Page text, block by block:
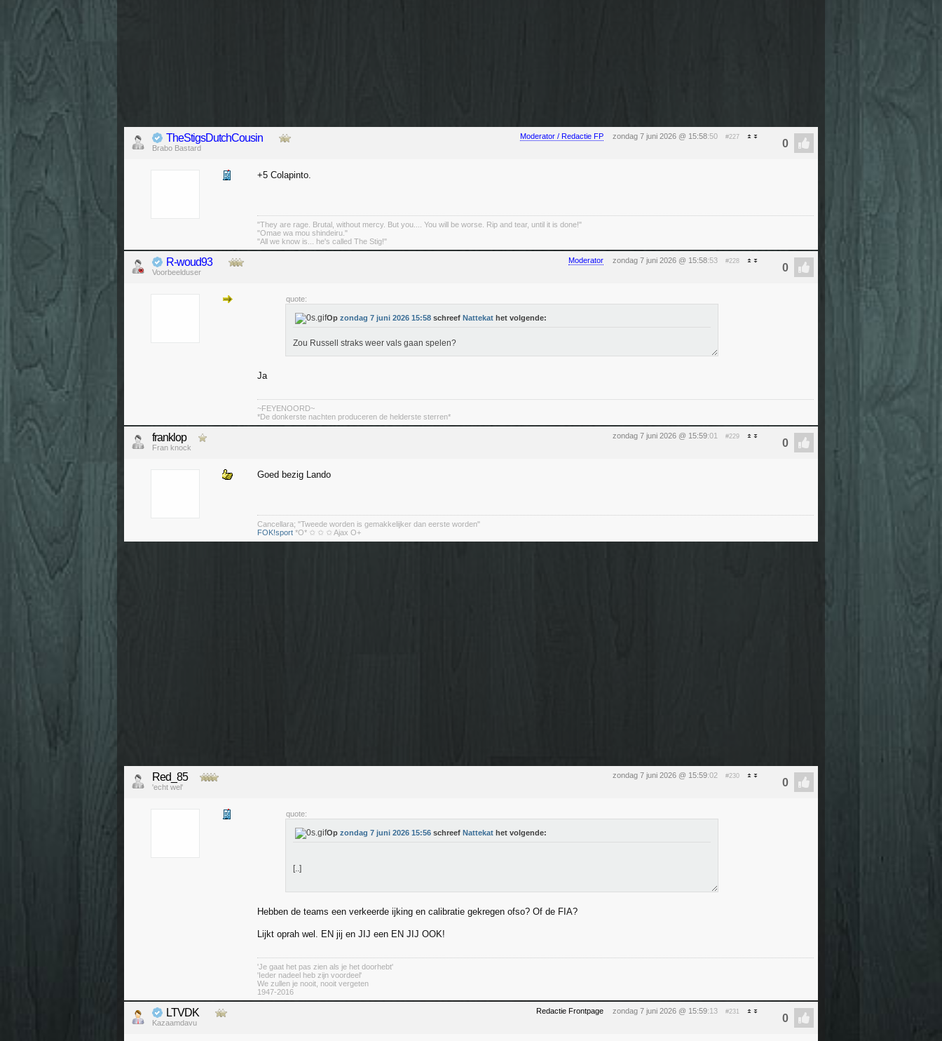
Moderator / Redactie FP zondag 7 juni 2026 @ 15:58:50 #227
TheStigsDutchCousin
Brabo Bastard
+5 Colapinto.
"They are rage. Brutal, without mercy. But you.... You will be worse. Rip and tear, until it is done!"
"Omae wa mou shindeiru."
"All we know is... he's called The Stig!"
Moderator zondag 7 juni 2026 @ 15:58:53 #228
R-woud93
Voorbeelduser
quote:
Op zondag 7 juni 2026 15:58 schreef Nattekat het volgende:
Zou Russell straks weer vals gaan spelen?
Ja
~FEYENOORD~
*De donkerste nachten produceren de helderste sterren*
zondag 7 juni 2026 @ 15:59:01 #229
franklop
Fran knock
Goed bezig Lando
Cancellara; "Tweede worden is gemakkelijker dan eerste worden"
FOK!sport *O* ✩ ✩ ✩ Ajax O+
zondag 7 juni 2026 @ 15:59:02 #230
Red_85
'echt wel'
quote:
Op zondag 7 juni 2026 15:56 schreef Nattekat het volgende:
[..]
Hebben de teams een verkeerde ijking en calibratie gekregen ofso? Of de FIA?
Lijkt oprah wel. EN jij en JIJ een EN JIJ OOK!
'Je gaat het pas zien als je het doorhebt'
'Ieder nadeel heb zijn voordeel'
We zullen je nooit, nooit vergeten
1947-2016
Redactie Frontpage zondag 7 juni 2026 @ 15:59:13 #231
LTVDK
Kazaamdavu